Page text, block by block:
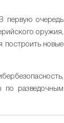
первую очередь
оружия,
построить новые
по разведочным